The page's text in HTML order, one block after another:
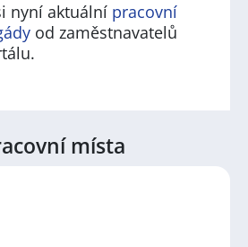
nyní aktuální pracovní
od zaměstnavatelů
místa